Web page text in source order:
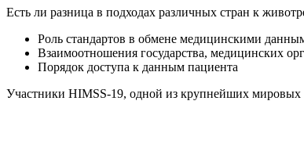
Есть ли разница в подходах различных стран к
Роль стандартов в обмене медицинскими
Взаимоотношения государства, медицинских
Порядок доступа к данным пациента
Участники HIMSS-19, одной из крупнейших мировых